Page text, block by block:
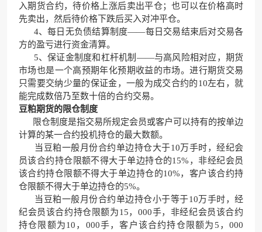
入期货合约，待价格上涨后卖出平仓；也可以在价格高时
先卖出，然后待价格下跌后买入对冲平仓。
4、每日无负债结算制度——每日交易结束后对交易各
方的盈亏进行资金清算。
5、保证金制度和杠杆机制——与高风险相对应，期货
市场也是一个高预期年化预期收益的市场。进行期货交易
只需要交纳少量的保证金，一般为成交合约的10左右，就
能完成数倍乃至数十倍的合约交易。
豆粕期货的限仓制度
限仓制度是指交易所规定会员或客户可以持有的按单边
计算的某一合约投机持仓的最大数额。
当豆粕一般月份合约单边持仓大于10万手时，经纪会
员该合约持仓限额不得大于单边持仓的15%，非经纪会员
该合约持仓限额不得大于单边持仓的10%，客户该合约持
仓限额不得大于单边持仓的5%。
当豆粕一般月份合约单边持仓小于等于10万手时，经
纪会员该合约持仓限额为15，000手，非经纪会员该合约
持仓限额为10，000手，客户该合约持仓限额为5，000